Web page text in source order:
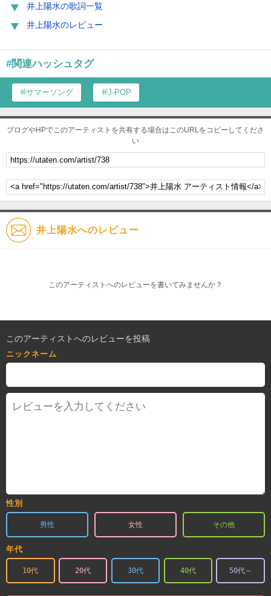
井上陽水の歌詞一覧
井上陽水のレビュー
#関連ハッシュタグ
サマーソング J-POP
ブログやHPでこのアーティストを共有する場合はこのURLをコピーしてくださ
い
井上陽水へのレビュー
このアーティストへのレビューを書いてみませんか？
このアーティストへのレビューを投稿
ニックネーム
性別
男性 女性 その他
年代
10代 20代 30代 40代 50代～